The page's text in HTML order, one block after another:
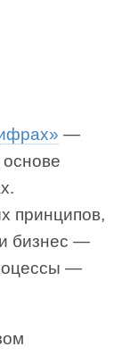
—
принципов,
бизнес —
—